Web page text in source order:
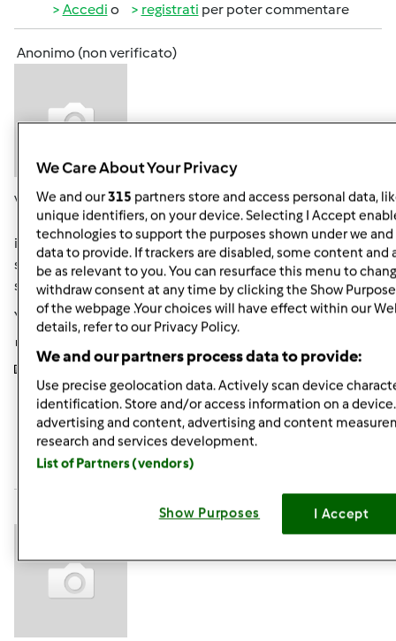
Accedi o registrati per poter commentare
Anonimo (non verificato)
Ven, 12/20/2013 - 13:02
#5
:bigsmile
: Vi presento Boobina pasta madre venuta
in Sudtirol..... dalla Lombardia.....(Pina) renderebbe
sofficie pure mia zia.....non so se rendo l'idea..notare il
segno nero
più raddoppiata in 2 ore..condominio di
Yellostones....preparatevi....
In cima
Accedio registrati
Anonimo (non verificato)
We Care About Your Privacy
We and our315 partners store and access personal data,
unique identifiers, on your device. Selecting I Accept
technologies to support the purposes shown under we
data to provide. If trackers are disabled, some content and
be as relevant to you. You can resurface this menu to
withdraw consent at any time by clicking the Show
of the webpage .Your choices will have effect within our
details, refer to our Privacy Policy.
We and our partners process data to provide:
Use precise geolocation data. Actively scan device
identification. Store and/or access information on a
advertising and content, advertising and content
research and services development.
List of Partners (vendors)
Show Purposes I Accept